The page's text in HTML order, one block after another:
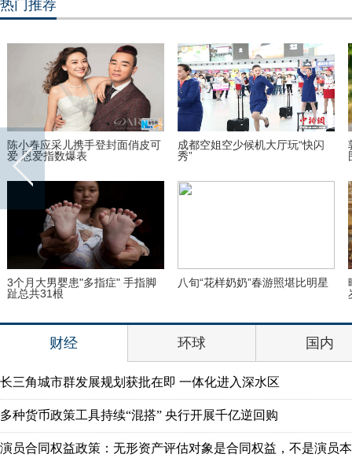
热门推荐
陈小春应采儿携手登封面俏皮可
爱 恩爱指数爆表
成都空姐空少候机大厅玩“快闪
秀”
3个月大男婴患"多指症" 手指脚
趾总共31根
八旬“花样奶奶”春游照堪比明星
财经 环球 国内
长三角城市群发展规划获批在即 一体化进入深水区
多种货币政策工具持续“混搭” 央行开展千亿逆回购
演员合同权益政策：无形资产评估对象是合同权益，不是演员